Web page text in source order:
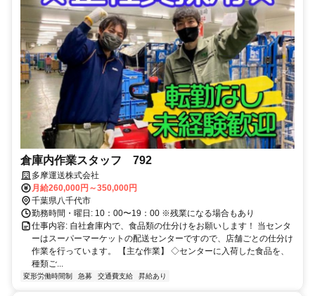
倉庫内作業スタッフ 792
多摩運送株式会社
月給260,000円～350,000円
千葉県八千代市
勤務時間・曜日: 10：00〜19：00 ※残業になる場合もあり
仕事内容: 自社倉庫内で、食品類の仕分けをお願いします！ 当センタ
ーはスーパーマーケットの配送センターですので、店舗ごとの仕分け
作業を行っています。 【主な作業】 ◇センターに入荷した食品を、
種類ご...
変形労働時間制 急募 交通費支給 昇給あり